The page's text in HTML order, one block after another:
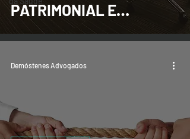
PATRIMONIAL E
SUCESSÓRIO
Demóstenes Advogados